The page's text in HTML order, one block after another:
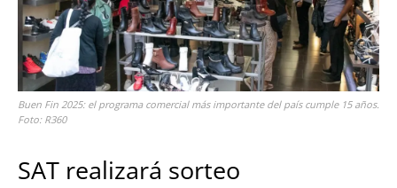
Buen Fin 2025: el programa comercial más importante del país cumple 15 años.
Foto: R360
SAT realizará sorteo